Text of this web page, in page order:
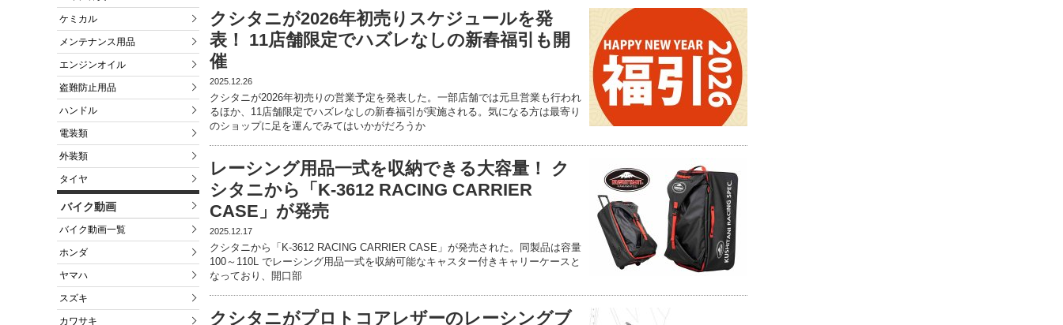
ケミカル
メンテナンス用品
エンジンオイル
盗難防止用品
ハンドル
電装類
外装類
タイヤ
バイク動画
バイク動画一覧
ホンダ
ヤマハ
スズキ
カワサキ
クシタニが2026年初売りスケジュールを発
表！ 11店舗限定でハズレなしの新春福引も開
催
2025.12.26
クシタニが2026年初売りの営業予定を発表した。一部店舗では元旦営業も行われ
るほか、11店舗限定でハズレなしの新春福引が実施される。気になる方は最寄り
のショップに足を運んでみてはいかがだろうか
レーシング用品一式を収納できる大容量！ ク
シタニから「K-3612 RACING CARRIER
CASE」が発売
2025.12.17
クシタニから「K-3612 RACING CARRIER CASE」が発売された。同製品は容量
100～110L でレーシング用品一式を収納可能なキャスター付きキャリーケースと
なっており、開口部
クシタニがプロトコアレザーのレーシングブ